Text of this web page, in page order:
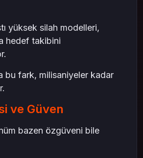
yüksek silah modelleri,
hedef takibini
bu fark, milisaniyeler kadar
ve Güven
bazen özgüveni bile